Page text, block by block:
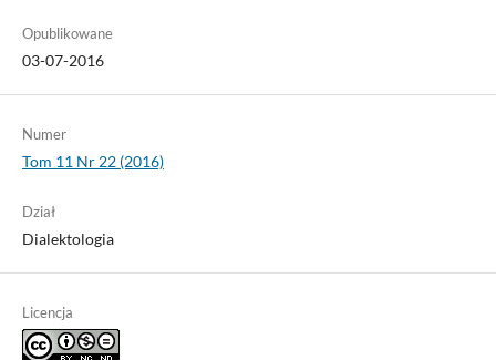
Opublikowane
03-07-2016
Numer
Tom 11 Nr 22 (2016)
Dział
Dialektologia
Licencja